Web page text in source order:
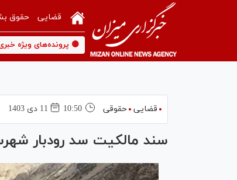
قضایی حقوق
🟡 پرونده‌های ویژه
قضایی حقوقی 10:50 11 دی 1403
سند مالکیت سد رودبار